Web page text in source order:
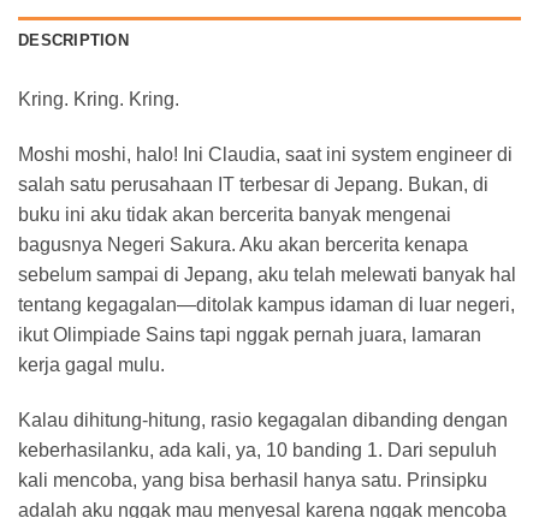
DESCRIPTION
Kring. Kring. Kring.
Moshi moshi, halo! Ini Claudia, saat ini system engineer di
salah satu perusahaan IT terbesar di Jepang. Bukan, di
buku ini aku tidak akan bercerita banyak mengenai
bagusnya Negeri Sakura. Aku akan bercerita kenapa
sebelum sampai di Jepang, aku telah melewati banyak hal
tentang kegagalan—ditolak kampus idaman di luar negeri,
ikut Olimpiade Sains tapi nggak pernah juara, lamaran
kerja gagal mulu.
Kalau dihitung-hitung, rasio kegagalan dibanding dengan
keberhasilanku, ada kali, ya, 10 banding 1. Dari sepuluh
kali mencoba, yang bisa berhasil hanya satu. Prinsipku
adalah aku nggak mau menyesal karena nggak mencoba